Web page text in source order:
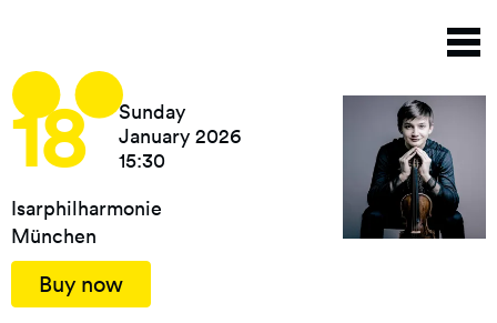
main
content
18
Sunday
January 2026
15:30
Isarphilharmonie
München
Buy now